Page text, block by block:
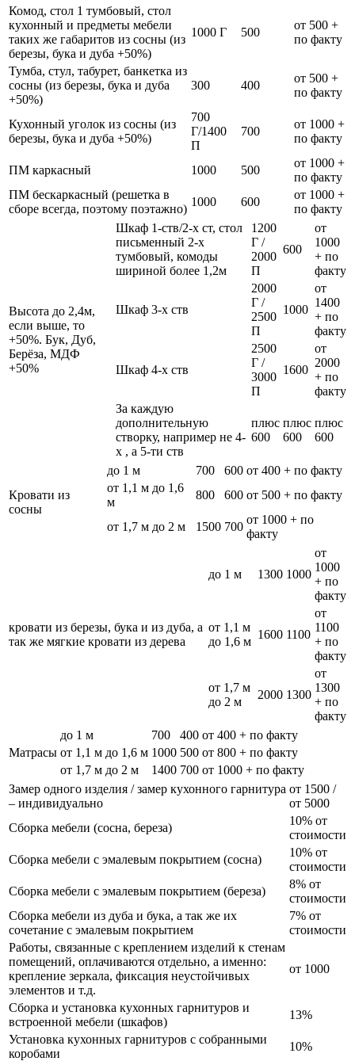
Комод, стол 1 тумбовый, стол
кухонный и предметы мебели
таких же габаритов из сосны (из
березы, бука и дуба +50%)
1000 Г 500
от 500 +
по факту
Тумба, стул, табурет, банкетка из
сосны (из березы, бука и дуба
+50%)
300 400
от 500 +
по факту
Кухонный уголок из сосны (из
березы, бука и дуба +50%)
700
Г/1400
П
700
от 1000 +
по факту
ПМ каркасный 1000 500
от 1000 +
по факту
ПМ бескаркасный (решетка в
сборе всегда, поэтому поэтажно)
1000 600
от 1000 +
по факту
Высота до 2,4м,
если выше, то
+50%. Бук, Дуб,
Берёза, МДФ
+50%
Шкаф 1-ств/2-х ст, стол
письменный 2-х
тумбовый, комоды
шириной более 1,2м
1200
Г /
2000
П
600
от
1000
+ по
факту
Шкаф 3-х ств
2000
Г /
2500
П
1000
от
1400
+ по
факту
Шкаф 4-х ств
2500
Г /
3000
П
1600
от
2000
+ по
факту
За каждую
дополнительную
створку, например не 4-
х , а 5-ти ств
плюс
600
плюс
600
плюс
600
Кровати из
сосны
до 1 м 700 600 от 400 + по факту
от 1,1 м до 1,6
м
800 600 от 500 + по факту
от 1,7 м до 2 м 1500 700
от 1000 + по
факту
кровати из березы, бука и из дуба, а
так же мягкие кровати из дерева
до 1 м 1300 1000
от
1000
+ по
факту
от 1,1 м
до 1,6 м
1600 1100
от
1100
+ по
факту
от 1,7 м
до 2 м
2000 1300
от
1300
+ по
факту
Матрасы
до 1 м 700 400 от 400 + по факту
от 1,1 м до 1,6 м 1000 500 от 800 + по факту
от 1,7 м до 2 м
1400 700 от 1000 + по факту
Замер одного изделия / замер кухонного гарнитура
– индивидуально
от 1500 /
от 5000
Сборка мебели (сосна, береза)
10% от
стоимости
Сборка мебели с эмалевым покрытием (сосна)
10% от
стоимости
Сборка мебели с эмалевым покрытием (береза)
8% от
стоимости
Сборка мебели из дуба и бука, а так же их
сочетание с эмалевым покрытием
7% от
стоимости
Работы, связанные с креплением изделий к стенам
помещений, оплачиваются отдельно, а именно:
крепление зеркала, фиксация неустойчивых
элементов и т.д.
от 1000
Сборка и установка кухонных гарнитуров и
встроенной мебели (шкафов)
13%
Установка кухонных гарнитуров с собранными
коробами
10%